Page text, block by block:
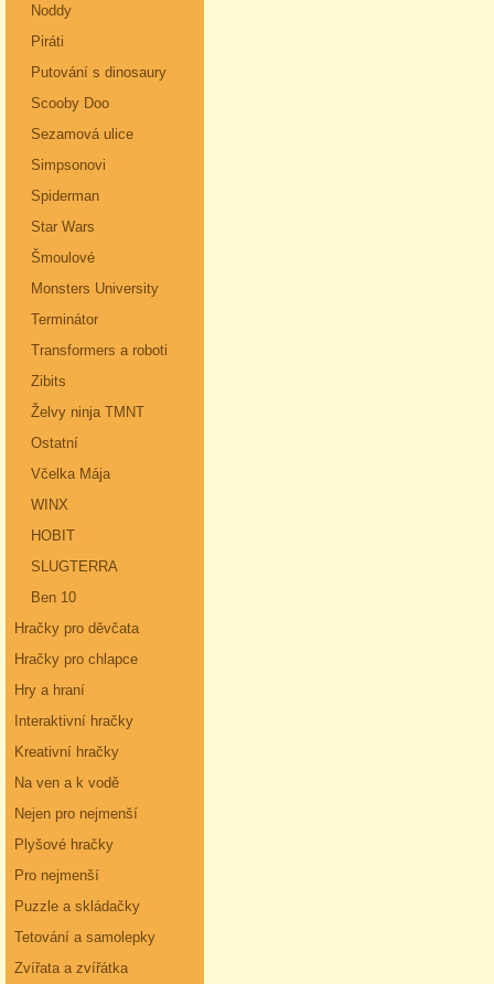
Noddy
Piráti
Putování s dinosaury
Scooby Doo
Sezamová ulice
Simpsonovi
Spiderman
Star Wars
Šmoulové
Monsters University
Terminátor
Transformers a roboti
Zibits
Želvy ninja TMNT
Ostatní
Včelka Mája
WINX
HOBIT
SLUGTERRA
Ben 10
Hračky pro děvčata
Hračky pro chlapce
Hry a hraní
Interaktivní hračky
Kreativní hračky
Na ven a k vodě
Nejen pro nejmenší
Plyšové hračky
Pro nejmenší
Puzzle a skládačky
Tetování a samolepky
Zvířata a zvířátka